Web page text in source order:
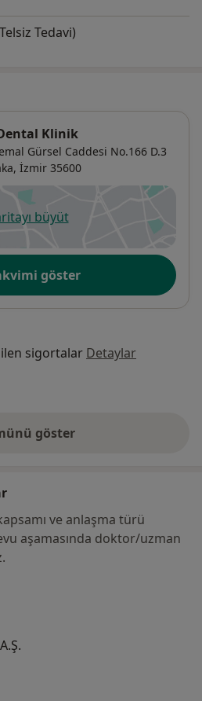
Tedavi)
Klinik
Gürsel Caddesi No.166 D.3
İzmir 35600
büyüt
yeni bir sekmede açılır
göster
sigortalar Detaylar
göster
adres hakkında
ve anlaşma türü
aşamasında doktor/uzman